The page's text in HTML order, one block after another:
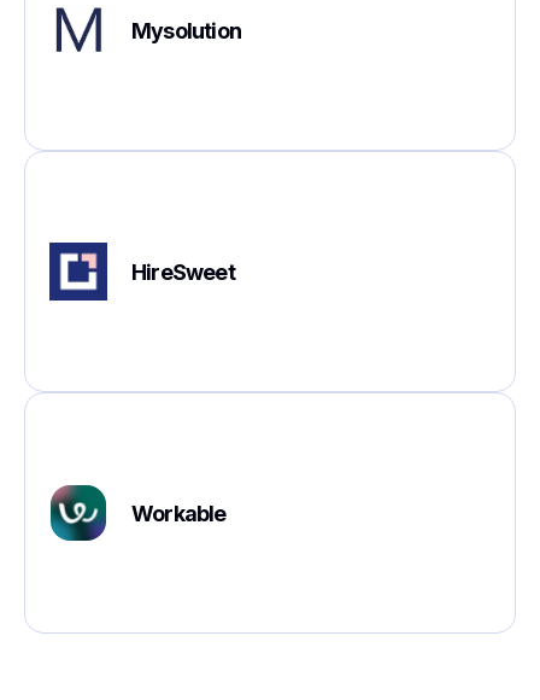
Mysolution
HireSweet
Workable